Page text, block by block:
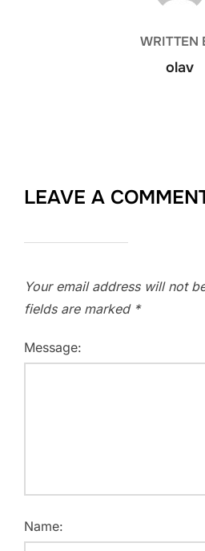
WRITTEN
olav
LEAVE A
Your email address will not
fields are marked *
Message:
Name: